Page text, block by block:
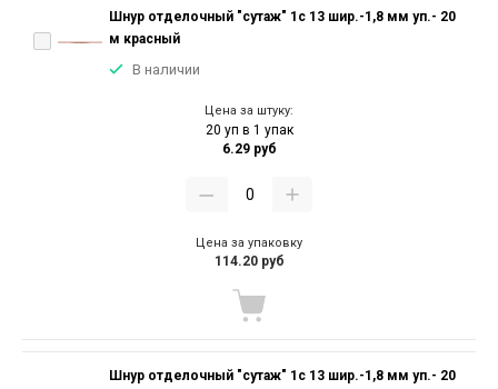
Шнур отделочный "сутаж" 1с 13 шир.-1,8 мм уп.- 20
м красный
В наличии
Цена за штуку:
20 уп в 1 упак
6.29 руб
Цена за упаковку
114.20 руб
Шнур отделочный "сутаж" 1с 13 шир.-1,8 мм уп.- 20